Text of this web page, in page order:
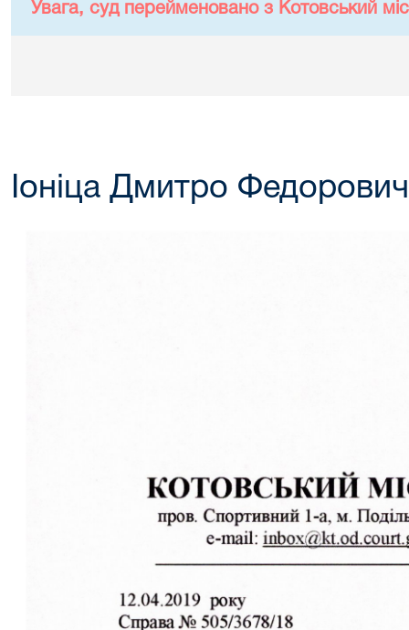
Увага, суд перейменовано з Котовський
Іоніца Дмитро Федорович